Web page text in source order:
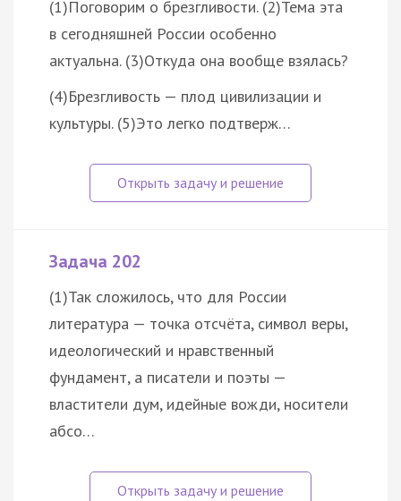
(1)Поговорим о брезгливости. (2)Тема эта
в сегодняшней России особенно
актуальна. (3)Откуда она вообще взялась?
(4)Брезгливость — плод цивилизации и
культуры. (5)Это легко подтверж…
Задача 202
(1)Так сложилось, что для России
литература — точка отсчёта, символ веры,
идеологический и нравственный
фундамент, а писатели и поэты —
властители дум, идейные вожди, носители
абсо…